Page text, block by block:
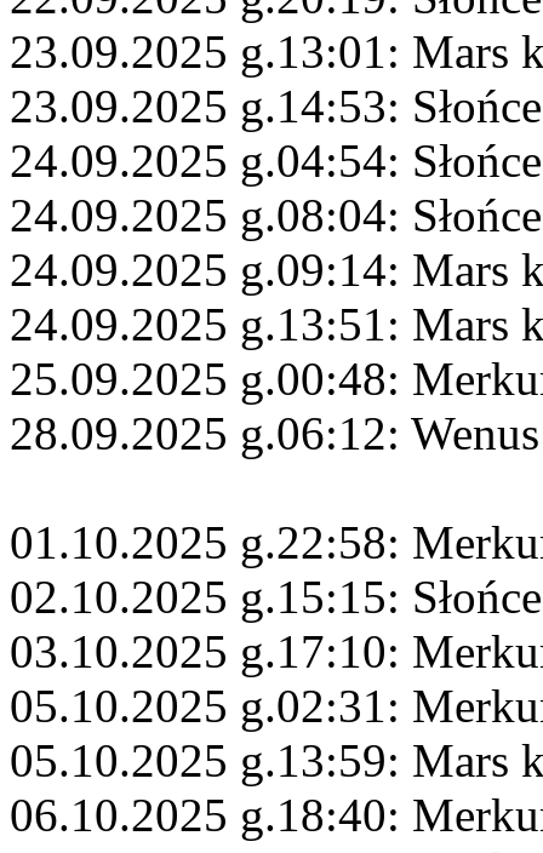
23.09.2025 g.13:01: Mars
23.09.2025 g.14:53:
24.09.2025 g.04:54:
24.09.2025 g.08:04:
24.09.2025 g.09:14: Mars
24.09.2025 g.13:51: Mars
25.09.2025 g.00:48:
28.09.2025 g.06:12:
01.10.2025 g.22:58:
02.10.2025 g.15:15:
03.10.2025 g.17:10:
05.10.2025 g.02:31:
05.10.2025 g.13:59: Mars
06.10.2025 g.18:40: